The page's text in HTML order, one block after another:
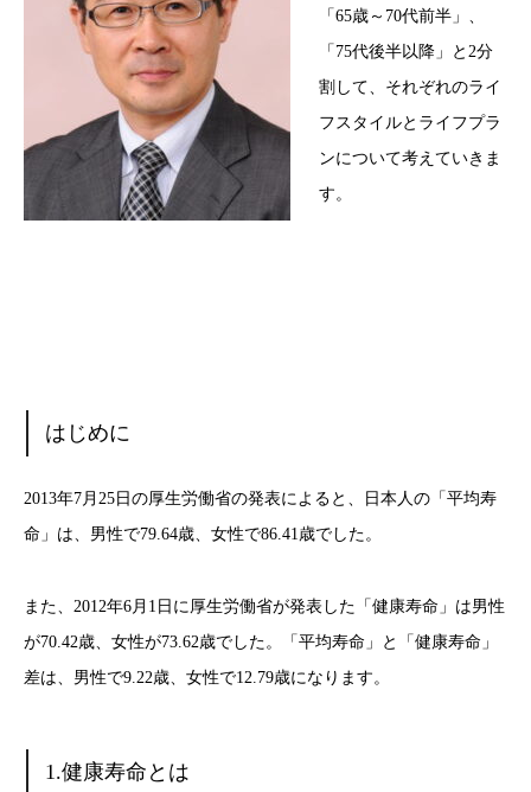
「65歳～70代前半」、
「75代後半以降」と2分
割して、それぞれのライ
フスタイルとライフプラ
ンについて考えていきま
す。
はじめに
2013年7月25日の厚生労働省の発表によると、日本人の「平均寿
命」は、男性で79.64歳、女性で86.41歳でした。
また、2012年6月1日に厚生労働省が発表した「健康寿命」は男性
が70.42歳、女性が73.62歳でした。「平均寿命」と「健康寿命」
差は、男性で9.22歳、女性で12.79歳になります。
1.健康寿命とは